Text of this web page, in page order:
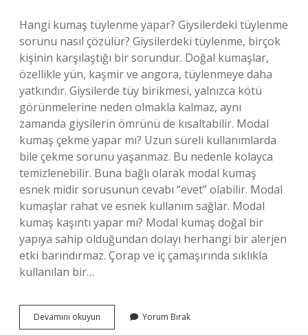
Hangi kumaş tüylenme yapar? Giysilerdeki tüylenme
sorunu nasıl çözülür? Giysilerdeki tüylenme, birçok
kişinin karşılaştığı bir sorundur. Doğal kumaşlar,
özellikle yün, kaşmir ve angora, tüylenmeye daha
yatkındır. Giysilerde tüy birikmesi, yalnızca kötü
görünmelerine neden olmakla kalmaz, aynı
zamanda giysilerin ömrünü de kısaltabilir. Modal
kumaş çekme yapar mı? Uzun süreli kullanımlarda
bile çekme sorunu yaşanmaz. Bu nedenle kolayca
temizlenebilir. Buna bağlı olarak modal kumaş
esnek midir sorusunun cevabı “evet” olabilir. Modal
kumaşlar rahat ve esnek kullanım sağlar. Modal
kumaş kaşıntı yapar mı? Modal kumaş doğal bir
yapıya sahip olduğundan dolayı herhangi bir alerjen
etki barındırmaz. Çorap ve iç çamaşırında sıklıkla
kullanılan bir…
Devamını okuyun
Kumaş
Yorum Bırak